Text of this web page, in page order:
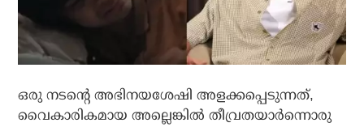
ഒരു നടന്റെ അഭിനയശേഷി അളക്കപ്പെടുന്നത്,
വൈകാരികമായ അല്ലെങ്കില്‍ തീവ്രതയാര്‍ന്നൊരു